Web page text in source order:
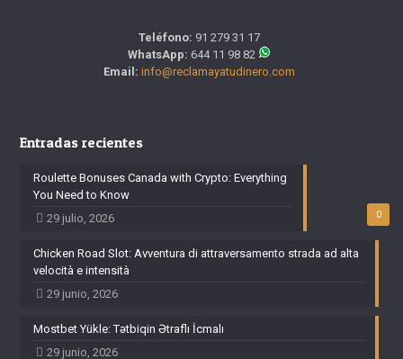
Teléfono: 91 279 31 17
WhatsApp: 644 11 98 82
Email: info@reclamayatudinero.com
Entradas recientes
0
Roulette Bonuses Canada with Crypto: Everything
You Need to Know
29 julio, 2026
Chicken Road Slot: Avventura di attraversamento strada ad alta
velocità e intensità
29 junio, 2026
Mostbet Yükle: Tətbiqin Ətraflı İcmalı
29 junio, 2026